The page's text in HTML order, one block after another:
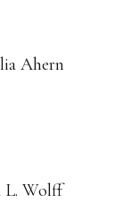
Ahern
L. Wolff